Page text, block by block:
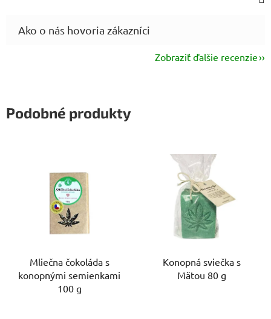
Zobraziť ďalšie recenzie
Podobné produkty
Mliečna čokoláda s
konopnými semienkami
100 g
Konopná sviečka s
Mätou 80 g